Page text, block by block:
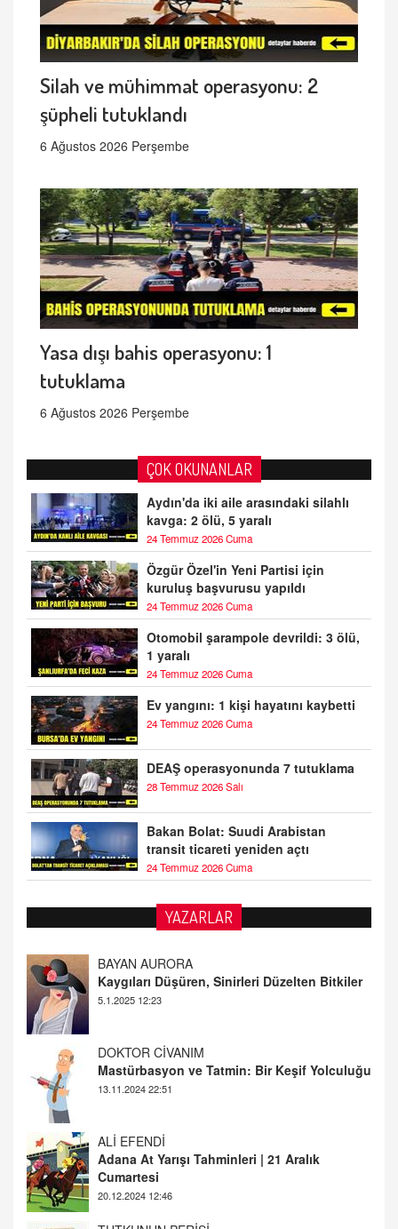
Silah ve mühimmat operasyonu: 2
şüpheli tutuklandı
6 Ağustos 2026 Perşembe
Yasa dışı bahis operasyonu: 1
tutuklama
6 Ağustos 2026 Perşembe
ÇOK OKUNANLAR
Aydın'da iki aile arasındaki silahlı
kavga: 2 ölü, 5 yaralı
24 Temmuz 2026 Cuma
Özgür Özel'in Yeni Partisi için
kuruluş başvurusu yapıldı
24 Temmuz 2026 Cuma
Otomobil şarampole devrildi: 3 ölü,
1 yaralı
24 Temmuz 2026 Cuma
Ev yangını: 1 kişi hayatını kaybetti
24 Temmuz 2026 Cuma
DEAŞ operasyonunda 7 tutuklama
28 Temmuz 2026 Salı
Bakan Bolat: Suudi Arabistan
transit ticareti yeniden açtı
24 Temmuz 2026 Cuma
YAZARLAR
BAYAN AURORA
Kaygıları Düşüren, Sinirleri Düzelten Bitkiler
DOKTOR CİVANIM
13.11.2024 22:51
ALİ EFENDİ
Cumartesi
20.12.2024 12:46
TUTKUNUN PERİSİ
Sağlıklı Bir Cinsel Yaşam ile İlgili Bilinmesi